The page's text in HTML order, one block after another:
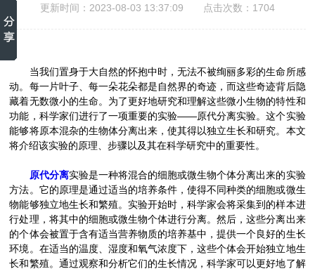
更新时间：2023-08-03 13:37:09 点击次数：1704
当我们置身于大自然的怀抱中时，无法不被绚丽多彩的生命所感
动。每一片叶子、每一朵花朵都是自然界的奇迹，而这些奇迹背后隐
藏着无数微小的生命。为了更好地研究和理解这些微小生物的特性和
功能，科学家们进行了一项重要的实验——原代分离实验。这个实验
能够将原本混杂的生物体分离出来，使其得以独立生长和研究。本文
将介绍该实验的原理、步骤以及其在科学研究中的重要性。
原代分离实验是一种将混合的细胞或微生物个体分离出来的实验
方法。它的原理是通过适当的培养条件，使得不同种类的细胞或微生
物能够独立地生长和繁殖。实验开始时，科学家会将采集到的样本进
行处理，将其中的细胞或微生物个体进行分离。然后，这些分离出来
的个体会被置于含有适当营养物质的培养基中，提供一个良好的生长
环境。在适当的温度、湿度和氧气浓度下，这些个体会开始独立地生
长和繁殖。通过观察和分析它们的生长情况，科学家可以更好地了解